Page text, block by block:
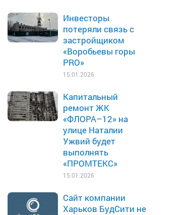
Инвесторы
потеряли связь с
застройщиком
«Воробьевы горы
PRO»
15.01.2026
Капитальный
ремонт ЖК
«ФЛОРА–12» на
улице Наталии
Ужвий будет
выполнять
«ПРОМТЕКС»
15.01.2026
Сайт компании
Харьков БудСити не